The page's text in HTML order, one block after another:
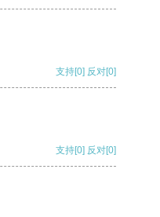
支持[0] 反对[0]
支持[0] 反对[0]